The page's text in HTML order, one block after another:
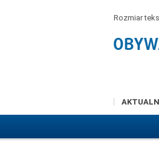
Rozmiar